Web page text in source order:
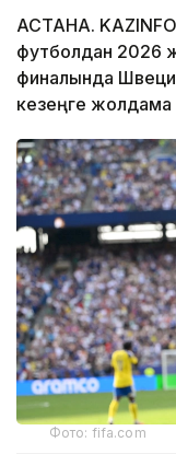
АСТАНА.
футболдан 2026
финалында
кезеңге
Фото: fifa.com